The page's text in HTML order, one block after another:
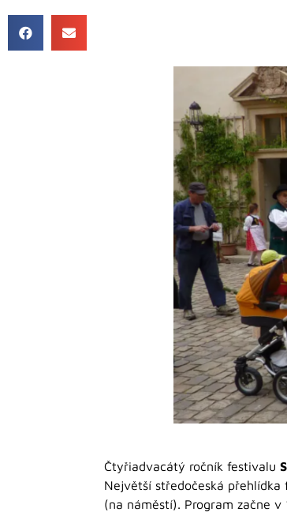
Čtyřiadvacátý ročník festivalu
Největší středočeská přehlídka
(na náměstí). Program začne